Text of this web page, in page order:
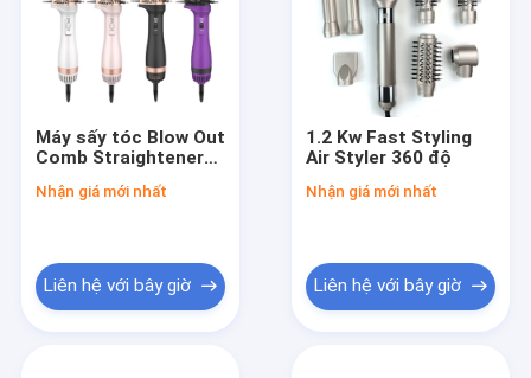
Máy sấy tóc Blow Out
Comb Straightener
Curler Brush 4 In 1
Nhận giá mới nhất
Liên hệ với bây giờ
1.2 Kw Fast Styling
Air Styler 360 độ
Nhận giá mới nhất
Liên hệ với bây giờ